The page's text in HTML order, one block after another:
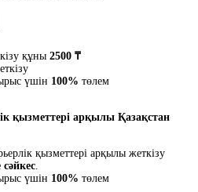
құны 2500 ₸
үшін 100% төлем
қызметтері арқылы Қазақстан
қызметтері арқылы жеткізу
.
үшін 100% төлем